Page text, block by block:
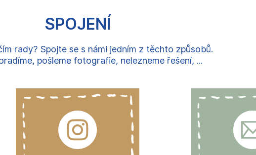
SPOJENÍ
rady? Spojte se s námi jedním z těchto způsobů.
pošleme fotografie, nelezneme řešení, ...